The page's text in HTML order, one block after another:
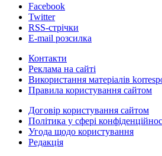
Facebook
Twitter
RSS-стрічки
E-mail розсилка
Контакти
Реклама на сайті
Використання матеріалів
Правила користування сайтом
Договір користування сайтом
Політика у сфері
Угода щодо користування
Редакція